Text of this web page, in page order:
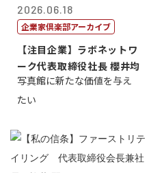
2026.06.18
企業家倶楽部アーカイブ
【注目企業】ラボネットワ
ーク代表取締役社長 櫻井均
写真館に新たな価値を与え
たい